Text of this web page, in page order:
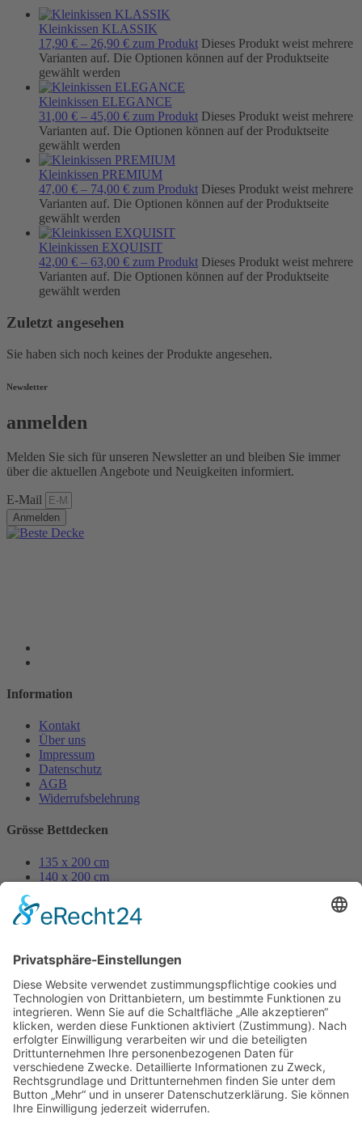
Kleinkissen KLASSIK
17,90 € – 26,90 € zum Produkt Dieses Produkt weist mehrere
Varianten auf. Die Optionen können auf der Produktseite
gewählt werden
Kleinkissen ELEGANCE
31,00 € – 45,00 € zum Produkt Dieses Produkt weist mehrere
Varianten auf. Die Optionen können auf der Produktseite
gewählt werden
Kleinkissen PREMIUM
47,00 € – 74,00 € zum Produkt Dieses Produkt weist mehrere
Varianten auf. Die Optionen können auf der Produktseite
gewählt werden
Kleinkissen EXQUISIT
42,00 € – 63,00 € zum Produkt Dieses Produkt weist mehrere
Varianten auf. Die Optionen können auf der Produktseite
gewählt werden
Zuletzt angesehen
Sie haben sich noch keines der Produkte angesehen.
Newsletter
anmelden
Melden Sie sich für unseren Newsletter an und bleiben Sie immer
über die aktuellen Angebote und Neuigkeiten informiert.
E-Mail
Anmelden
Information
Kontakt
Über uns
Impressum
Datenschutz
AGB
Widerrufsbelehrung
Grösse Bettdecken
135 x 200 cm
140 x 200 cm
155 x 220 cm
200 x 200 cm
Grösse Kissen
80 x 80 cm
70 x 90 cm
40 x 80 cm
40 x 60 cm
60 x 80 cm
35 x 40 cm
50 x 50 cm
40 x 40 cm